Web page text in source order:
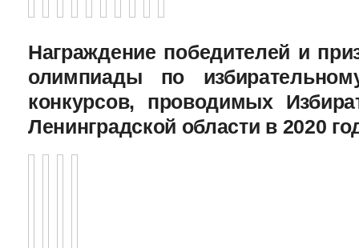
Награждение победителей и
олимпиады по
конкурсов, проводимых
Ленинградской области в 2020